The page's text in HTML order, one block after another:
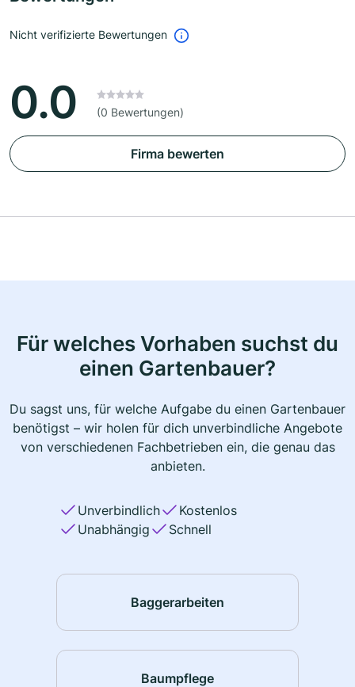
Nicht verifizierte Bewertungen
0.0 (0 Bewertungen)
Firma bewerten
Für welches Vorhaben suchst du
einen Gartenbauer?
Du sagst uns, für welche Aufgabe du einen Gartenbauer
benötigst – wir holen für dich unverbindliche Angebote
von verschiedenen Fachbetrieben ein, die genau das
anbieten.
Unverbindlich
Kostenlos
Unabhängig
Schnell
Baggerarbeiten
Baumpflege